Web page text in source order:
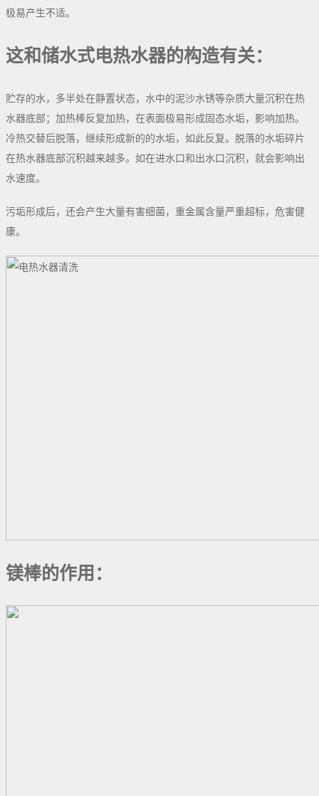
极易产生不适。
这和储水式电热水器的构造有关：
贮存的水，多半处在静置状态，水中的泥沙水锈等杂质大量沉积在热
水器底部；加热棒反复加热，在表面极易形成固态水垢，影响加热。
冷热交替后脱落，继续形成新的的水垢，如此反复。脱落的水垢碎片
在热水器底部沉积越来越多。如在进水口和出水口沉积，就会影响出
水速度。
污垢形成后，还会产生大量有害细菌，重金属含量严重超标，危害健
康。
镁棒的作用：